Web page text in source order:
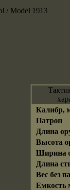
/ Model 1913
Калибр,
Патрон
Длина
Высота
Ширина
Длина
Вес без
Емкость